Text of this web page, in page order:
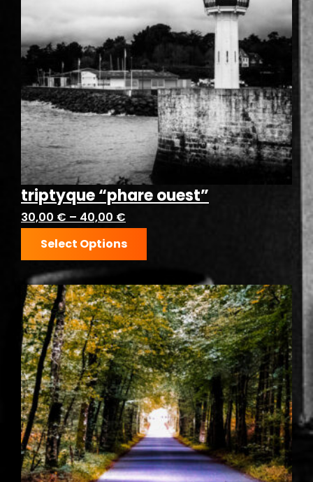
triptyque “phare ouest”
30,00 € – 40,00 €
Select Options